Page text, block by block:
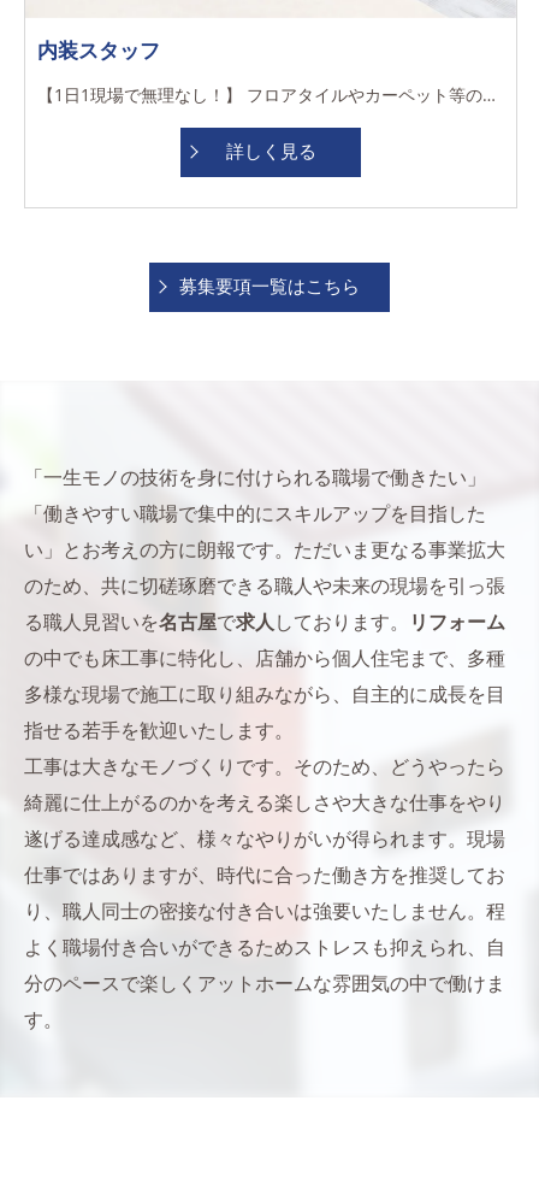
内装スタッフ
【1日1現場で無理なし！】 フロアタイルやカーペット等の施工をお任せします。床の仕上げに特化！ 劇場や体育館などの実績も★道具や設備投資にも積極的
詳しく見る
募集要項一覧はこちら
「一生モノの技術を身に付けられる職場で働きたい」
「働きやすい職場で集中的にスキルアップを目指した
い」とお考えの方に朗報です。ただいま更なる事業拡大
のため、共に切磋琢磨できる職人や未来の現場を引っ張
る職人見習いを名古屋で求人しております。
リフォーム
の中でも床工事に特化し、店舗から個人住宅まで、多種
多様な現場で施工に取り組みながら、自主的に成長を目
指せる若手を歓迎いたします。
工事は大きなモノづくりです。そのため、どうやったら
綺麗に仕上がるのかを考える楽しさや大きな仕事をやり
遂げる達成感など、様々なやりがいが得られます。現場
仕事ではありますが、時代に合った働き方を推奨してお
り、職人同士の密接な付き合いは強要いたしません。程
よく職場付き合いができるためストレスも抑えられ、自
分のペースで楽しくアットホームな雰囲気の中で働けま
す。